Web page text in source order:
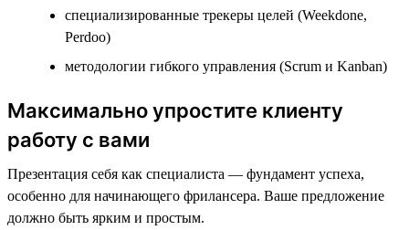
специализированные трекеры целей (Weekdone,
Perdoo)
методологии гибкого управления (Scrum и Kanban)
Максимально упростите клиенту
работу с вами
Презентация себя как специалиста — фундамент успеха,
особенно для начинающего фрилансера. Ваше предложение
должно быть ярким и простым.